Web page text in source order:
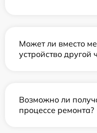
Может ли вместо
устройство другой
Возможно ли
процессе ремонта?